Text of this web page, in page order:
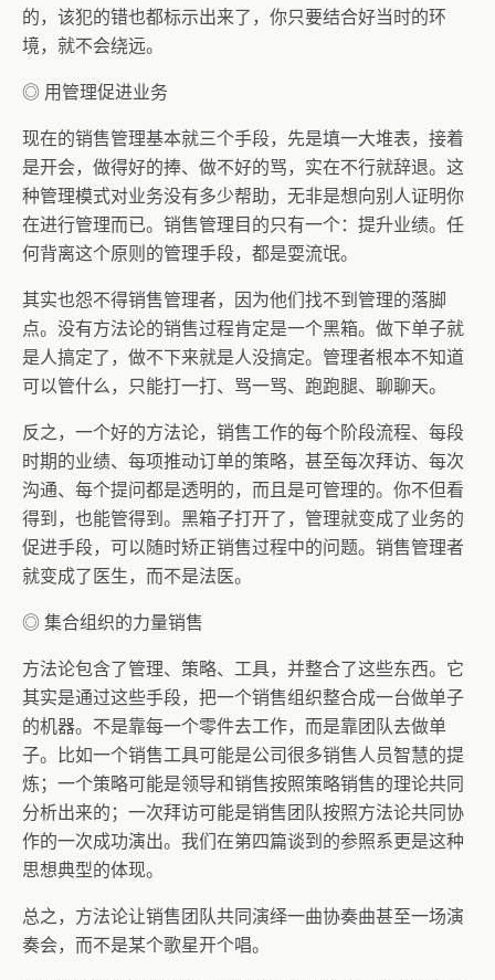
的，该犯的错也都标示出来了，你只要结合好当时的环
境，就不会绕远。
◎ 用管理促进业务
现在的销售管理基本就三个手段，先是填一大堆表，接着
是开会，做得好的捧、做不好的骂，实在不行就辞退。这
种管理模式对业务没有多少帮助，无非是想向别人证明你
在进行管理而已。销售管理目的只有一个：提升业绩。任
何背离这个原则的管理手段，都是耍流氓。
其实也怨不得销售管理者，因为他们找不到管理的落脚
点。没有方法论的销售过程肯定是一个黑箱。做下单子就
是人搞定了，做不下来就是人没搞定。管理者根本不知道
可以管什么，只能打一打、骂一骂、跑跑腿、聊聊天。
反之，一个好的方法论，销售工作的每个阶段流程、每段
时期的业绩、每项推动订单的策略，甚至每次拜访、每次
沟通、每个提问都是透明的，而且是可管理的。你不但看
得到，也能管得到。黑箱子打开了，管理就变成了业务的
促进手段，可以随时矫正销售过程中的问题。销售管理者
就变成了医生，而不是法医。
◎ 集合组织的力量销售
方法论包含了管理、策略、工具，并整合了这些东西。它
其实是通过这些手段，把一个销售组织整合成一台做单子
的机器。不是靠每一个零件去工作，而是靠团队去做单
子。比如一个销售工具可能是公司很多销售人员智慧的提
炼；一个策略可能是领导和销售按照策略销售的理论共同
分析出来的；一次拜访可能是销售团队按照方法论共同协
作的一次成功演出。我们在第四篇谈到的参照系更是这种
思想典型的体现。
总之，方法论让销售团队共同演绎一曲协奏曲甚至一场演
奏会，而不是某个歌星开个唱。